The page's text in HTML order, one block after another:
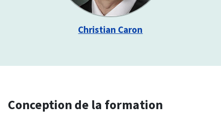
Christian Caron
Conception de la formation